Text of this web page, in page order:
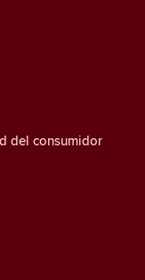
del consumidor